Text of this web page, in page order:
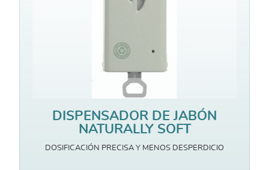
DISPENSADOR DE JABÓN
NATURALLY SOFT
DOSIFICACIÓN PRECISA Y MENOS DESPERDICIO